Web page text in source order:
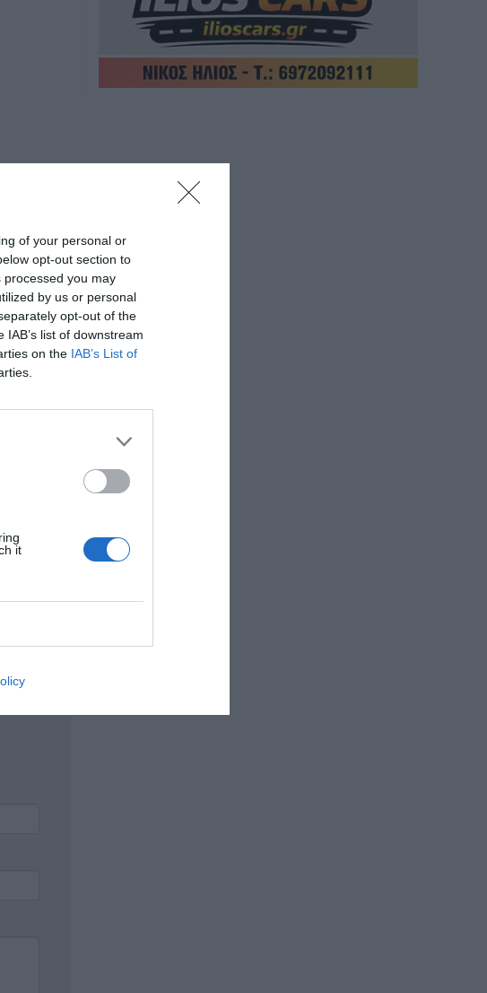
of your personal or
opt-out section to
you may
by us or personal
opt-out of the
list of downstream
on the IAB’s List of
it